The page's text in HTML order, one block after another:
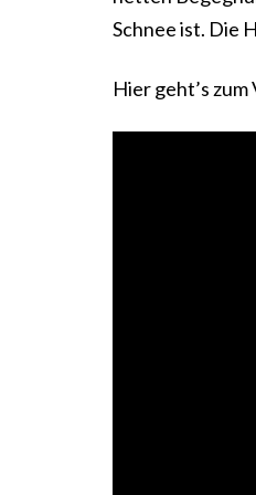
Schnee ist. Die
Hier geht’s zum